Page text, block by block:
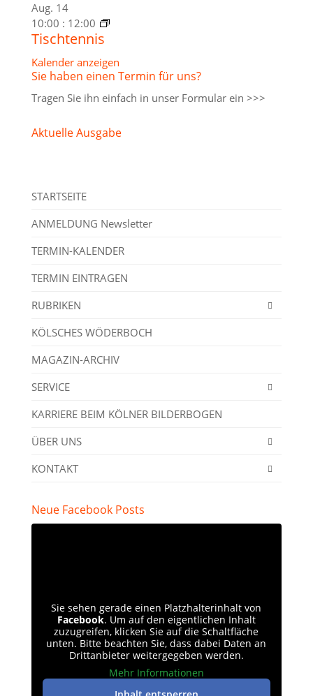
Aug. 14
10:00 : 12:00
Tischtennis
Kalender anzeigen
Sie haben einen Termin für uns?
Tragen Sie ihn einfach in unser Formular ein >>>
Aktuelle Ausgabe
STARTSEITE
ANMELDUNG Newsletter
TERMIN-KALENDER
TERMIN EINTRAGEN
RUBRIKEN
KÖLSCHES WÖDERBOCH
MAGAZIN-ARCHIV
SERVICE
KARRIERE BEIM KÖLNER BILDERBOGEN
ÜBER UNS
KONTAKT
Neue Facebook Posts
Sie sehen gerade einen Platzhalterinhalt von
Facebook. Um auf den eigentlichen Inhalt
zuzugreifen, klicken Sie auf die Schaltfläche
unten. Bitte beachten Sie, dass dabei Daten an
Drittanbieter weitergegeben werden.
Mehr Informationen